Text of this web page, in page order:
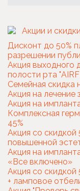
Дисконт до 50%
разрешении
Акция выходного
полости рта
Семейная скидка
Акция на лечение
Акция на
Комплексная
45%
Акция со скидкой
повышенной
Акция на
«Все включено»
Акция со скидкой
+ ламповое